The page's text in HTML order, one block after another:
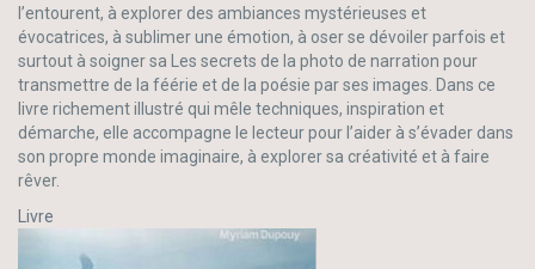
l’entourent, à explorer des ambiances mystérieuses et
évocatrices, à sublimer une émotion, à oser se dévoiler parfois et
surtout à soigner sa Les secrets de la photo de narration pour
transmettre de la féérie et de la poésie par ses images. Dans ce
livre richement illustré qui mêle techniques, inspiration et
démarche, elle accompagne le lecteur pour l’aider à s’évader dans
son propre monde imaginaire, à explorer sa créativité et à faire
rêver.
Livre